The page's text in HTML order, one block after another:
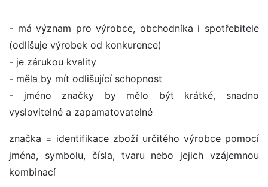
- má význam pro výrobce, obchodníka i spotřebitele
(odlišuje výrobek od konkurence)
- je zárukou kvality
- měla by mít odlišující schopnost
- jméno značky by mělo být krátké, snadno
vyslovitelné a zapamatovatelné
značka = identifikace zboží určitého výrobce pomocí
jména, symbolu, čísla, tvaru nebo jejich vzájemnou
kombinací